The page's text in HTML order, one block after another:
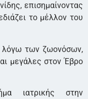
επισημαίνοντας
το μέλλον του
λόγω των ζωονόσων,
μεγάλες στον Έβρο
ιατρικής στην